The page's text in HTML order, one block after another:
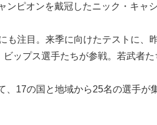
ピオンを戴冠したニック・キャ
も注目。来季に向けたテストに、
ップス選手たちが参戦。若武者
17の国と地域から25名の選手が